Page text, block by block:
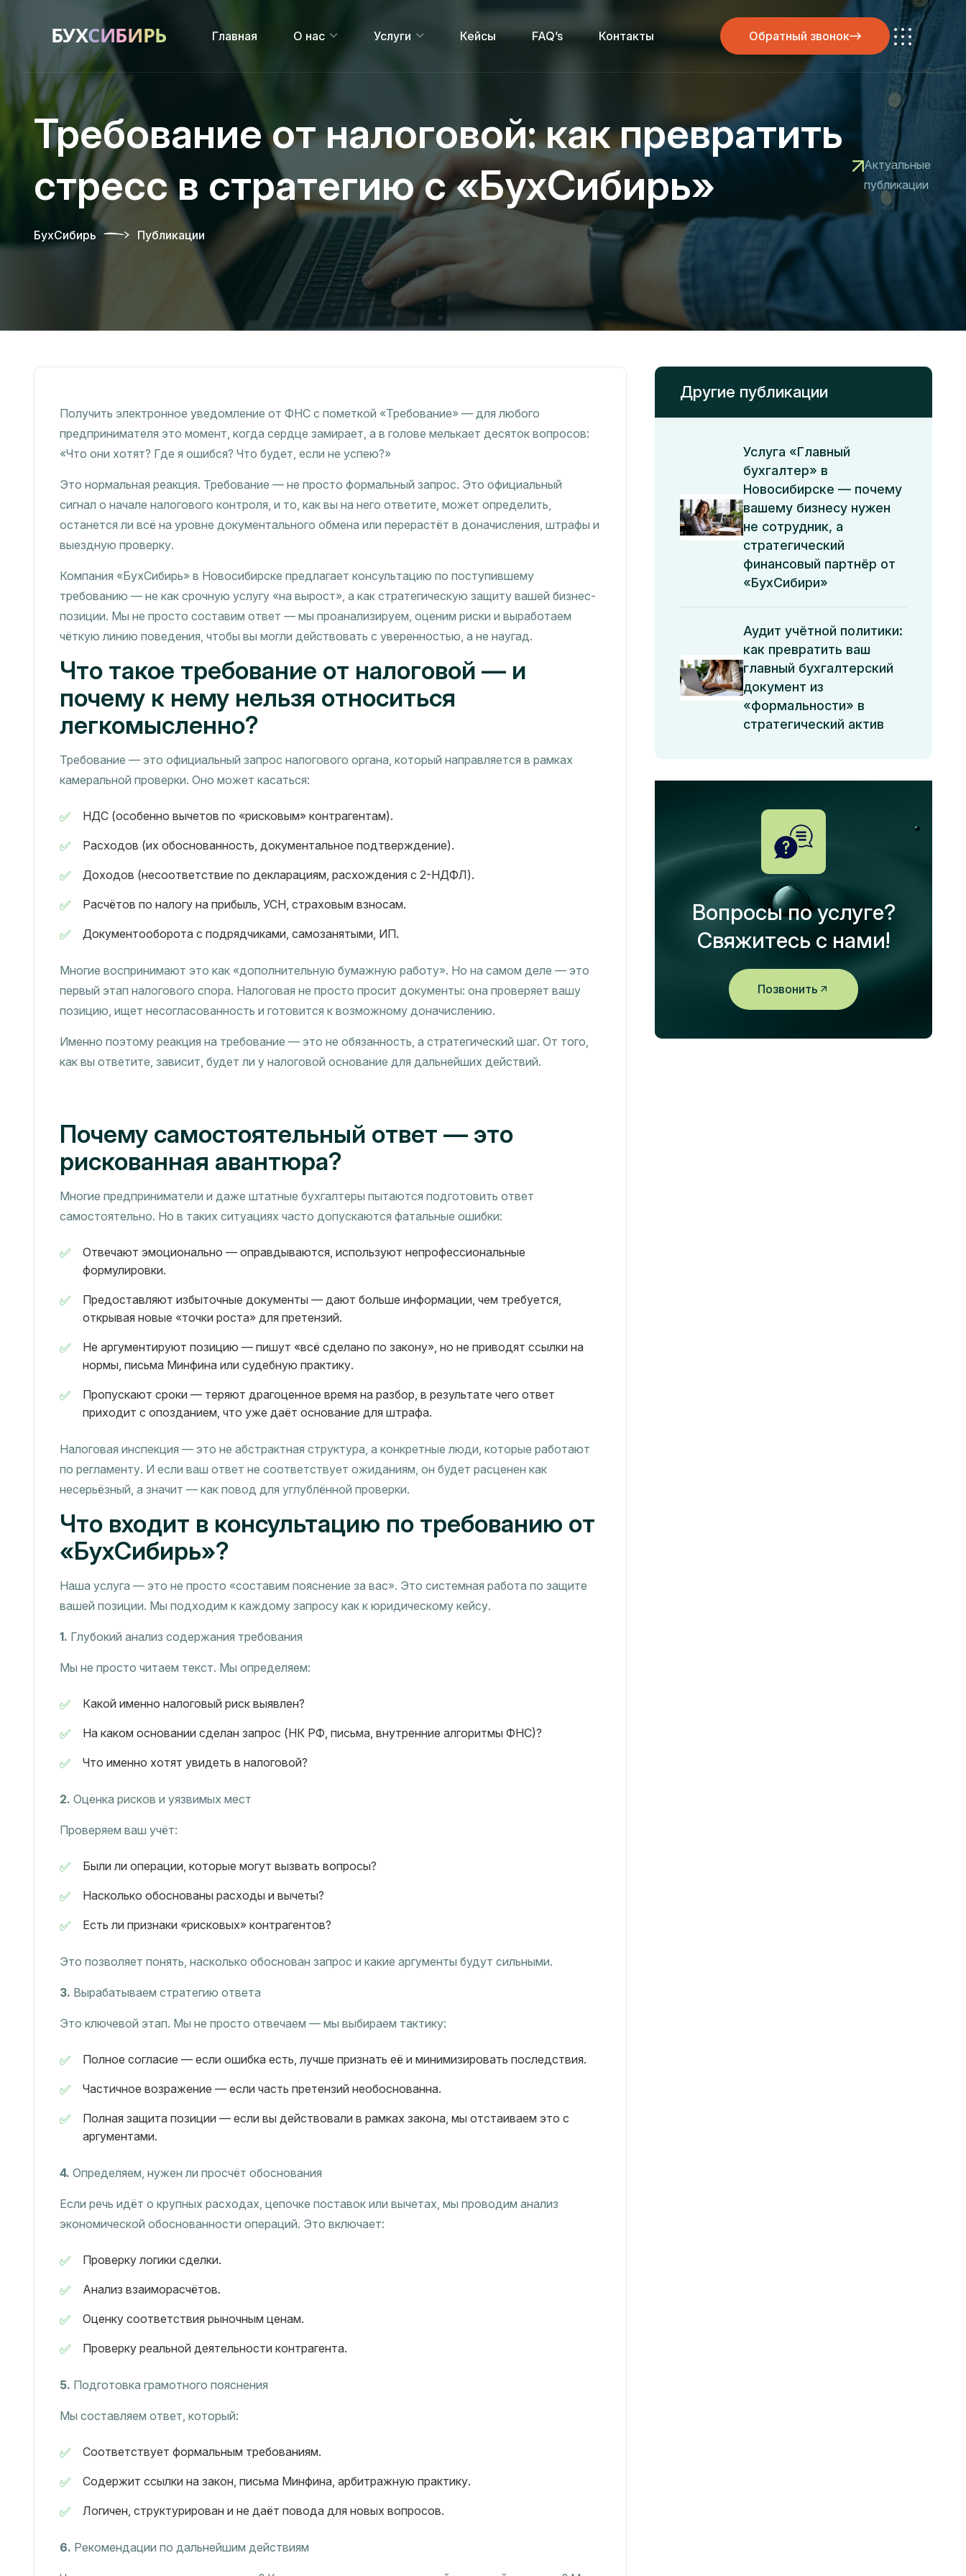
Главная О нас Услуги Кейсы FAQ’s Контакты
Обратный звонок
Обратный звонок
Требование от налоговой: как превратить
стресс в стратегию с «БухСибирь»
БухСибирь Публикации
Актуальные
публикации
Получить электронное уведомление от ФНС с пометкой «Требование» — для любого
предпринимателя это момент, когда сердце замирает, а в голове мелькает десяток вопросов:
«Что они хотят? Где я ошибся? Что будет, если не успею?»
Это нормальная реакция. Требование — не просто формальный запрос. Это официальный
сигнал о начале налогового контроля, и то, как вы на него ответите, может определить,
останется ли всё на уровне документального обмена или перерастёт в доначисления, штрафы и
выездную проверку.
Компания «БухСибирь» в Новосибирске предлагает консультацию по поступившему
требованию — не как срочную услугу «на вырост», а как стратегическую защиту вашей бизнес-
позиции. Мы не просто составим ответ — мы проанализируем, оценим риски и выработаем
чёткую линию поведения, чтобы вы могли действовать с уверенностью, а не наугад.
Что такое требование от налоговой — и
почему к нему нельзя относиться
легкомысленно?
Требование — это официальный запрос налогового органа, который направляется в рамках
камеральной проверки. Оно может касаться:
НДС (особенно вычетов по «рисковым» контрагентам).
Расходов (их обоснованность, документальное подтверждение).
Доходов (несоответствие по декларациям, расхождения с 2-НДФЛ).
Расчётов по налогу на прибыль, УСН, страховым взносам.
Документооборота с подрядчиками, самозанятыми, ИП.
Многие воспринимают это как «дополнительную бумажную работу». Но на самом деле — это
первый этап налогового спора. Налоговая не просто просит документы: она проверяет вашу
позицию, ищет несогласованность и готовится к возможному доначислению.
Именно поэтому реакция на требование — это не обязанность, а стратегический шаг. От того,
как вы ответите, зависит, будет ли у налоговой основание для дальнейших действий.
Почему самостоятельный ответ — это
рискованная авантюра?
Многие предприниматели и даже штатные бухгалтеры пытаются подготовить ответ
самостоятельно. Но в таких ситуациях часто допускаются фатальные ошибки:
Отвечают эмоционально — оправдываются, используют непрофессиональные
формулировки.
Предоставляют избыточные документы — дают больше информации, чем требуется,
открывая новые «точки роста» для претензий.
Не аргументируют позицию — пишут «всё сделано по закону», но не приводят ссылки на
нормы, письма Минфина или судебную практику.
Пропускают сроки — теряют драгоценное время на разбор, в результате чего ответ
приходит с опозданием, что уже даёт основание для штрафа.
Налоговая инспекция — это не абстрактная структура, а конкретные люди, которые работают
по регламенту. И если ваш ответ не соответствует ожиданиям, он будет расценен как
несерьёзный, а значит — как повод для углублённой проверки.
Что входит в консультацию по требованию от
«БухСибирь»?
Наша услуга — это не просто «составим пояснение за вас». Это системная работа по защите
вашей позиции. Мы подходим к каждому запросу как к юридическому кейсу.
1. Глубокий анализ содержания требования
Мы не просто читаем текст. Мы определяем:
Какой именно налоговый риск выявлен?
На каком основании сделан запрос (НК РФ, письма, внутренние алгоритмы ФНС)?
Что именно хотят увидеть в налоговой?
2. Оценка рисков и уязвимых мест
Проверяем ваш учёт:
Были ли операции, которые могут вызвать вопросы?
Насколько обоснованы расходы и вычеты?
Есть ли признаки «рисковых» контрагентов?
Это позволяет понять, насколько обоснован запрос и какие аргументы будут сильными.
3. Вырабатываем стратегию ответа
Это ключевой этап. Мы не просто отвечаем — мы выбираем тактику:
Полное согласие — если ошибка есть, лучше признать её и минимизировать последствия.
Частичное возражение — если часть претензий необоснованна.
Полная защита позиции — если вы действовали в рамках закона, мы отстаиваем это с
аргументами.
4. Определяем, нужен ли просчёт обоснования
Если речь идёт о крупных расходах, цепочке поставок или вычетах, мы проводим анализ
экономической обоснованности операций. Это включает:
Проверку логики сделки.
Анализ взаиморасчётов.
Оценку соответствия рыночным ценам.
Проверку реальной деятельности контрагента.
5. Подготовка грамотного пояснения
Мы составляем ответ, который:
Соответствует формальным требованиям.
Содержит ссылки на закон, письма Минфина, арбитражную практику.
Логичен, структурирован и не даёт повода для новых вопросов.
6. Рекомендации по дальнейшим действиям
Другие публикации
Услуга «Главный
бухгалтер» в
Новосибирске — почему
вашему бизнесу нужен
не сотрудник, а
стратегический
финансовый партнёр от
«БухСибири»
Аудит учётной политики:
как превратить ваш
главный бухгалтерский
документ из
«формальности» в
стратегический актив
Вопросы по услуге?
Свяжитесь с нами!
Позвонить